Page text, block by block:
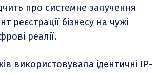
про системне залучення
реєстрації бізнесу на чужі
реалії.
використовувала ідентичні IP-